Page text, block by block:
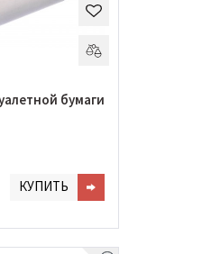
бумаги
КУПИТЬ